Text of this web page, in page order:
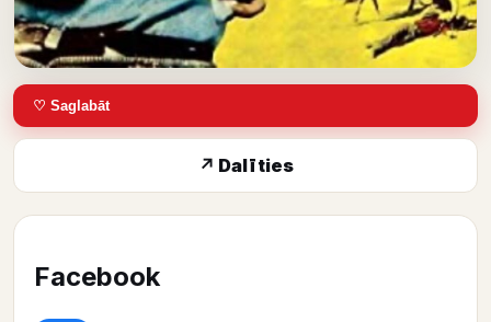
♡ Saglabāt
↗ Dalīties
Facebook